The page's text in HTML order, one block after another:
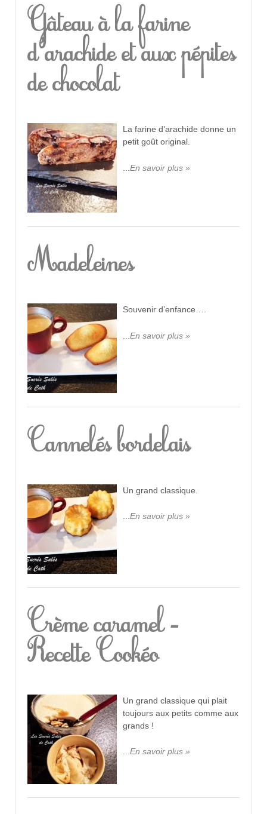
Gâteau à la farine
d'arachide et aux pépites
de chocolat
La farine d’arachide donne un
petit goût original.
En savoir plus »
Madeleines
Souvenir d’enfance….
En savoir plus »
Cannelés bordelais
Un grand classique.
En savoir plus »
Crème caramel -
Recette Cookéo
Un grand classique qui plait
toujours aux petits comme aux
grands !
En savoir plus »